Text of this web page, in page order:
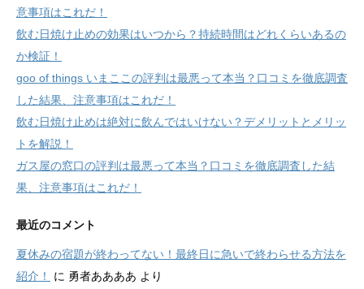
意事項はこれだ！
飲む日焼け止めの効果はいつから？持続時間はどれくらいあるの
か検証！
goo of things いまここの評判は最悪って本当？口コミを徹底調査
した結果、注意事項はこれだ！
飲む日焼け止めは絶対に飲んではいけない？デメリットとメリッ
トを解説！
ガス屋の窓口の評判は最悪って本当？口コミを徹底調査した結
果、注意事項はこれだ！
最近のコメント
夏休みの宿題が終わってない！最終日に急いで終わらせる方法を
紹介！
に 勇者ああああ より